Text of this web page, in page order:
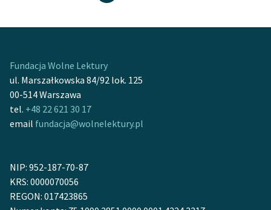
Fundacja Wolne Lektury
ul. Marszałkowska 84/92 lok. 125
00-514 Warszawa
tel. +48 22 621 30 17
email fundacja@wolnelektury.pl
NIP: 952-187-70-87
KRS: 0000070056
REGON: 017423865